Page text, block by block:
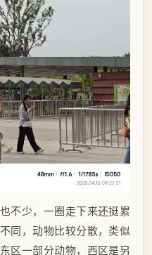
不少，一圈走下来还挺累
同，动物比较分散，类似
区一部分动物，西区是另